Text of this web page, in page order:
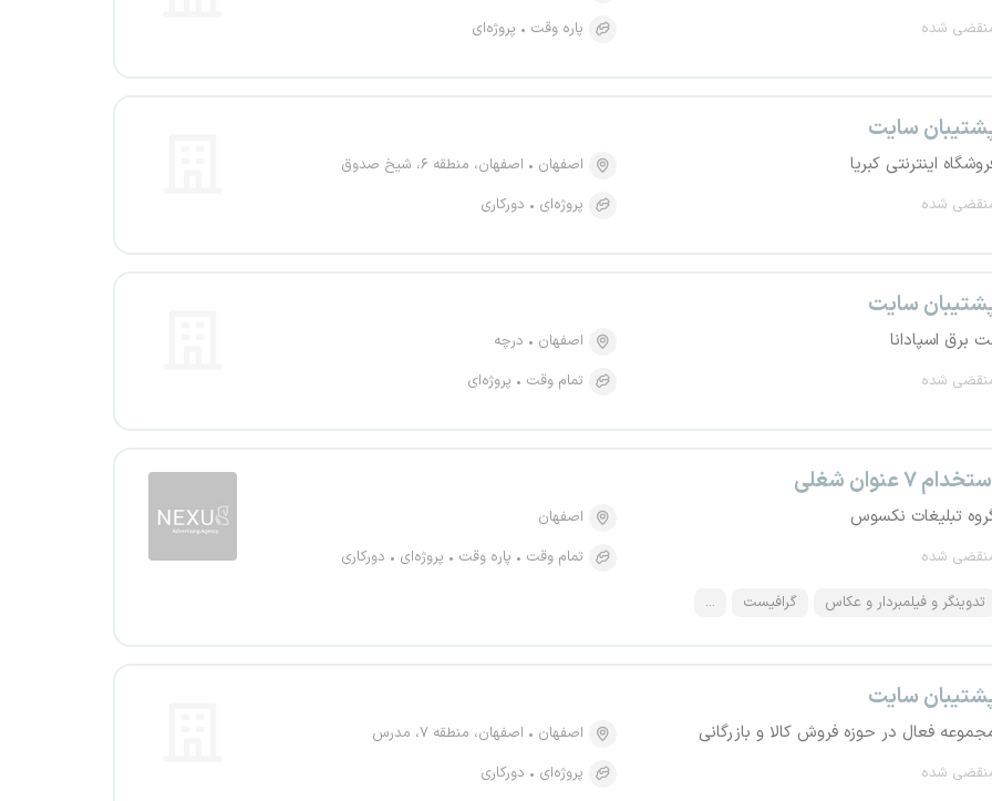
شده
پاره وقت
پروژه‌ای
سایت
اینترنتی کبریا
شده
اصفهان
اصفهان، منطقه ۶، شیخ صدوق
پروژه‌ای
دورکاری
سایت
برق اسپادانا
شده
اصفهان
درچه
تمام وقت
پروژه‌ای
۷ عنوان شغلی
تبلیغات نکسوس
شده
اصفهان
تمام وقت
پاره وقت پروژه‌ای دورکاری
تدوینگر و فیلمبردار و عکاس گرافیست ...
سایت
فعال در حوزه فروش کالا و بازرگانی
شده
اصفهان
اصفهان، منطقه ۷، مدرس
پروژه‌ای
دورکاری